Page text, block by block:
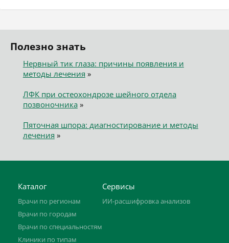
Полезно знать
Нервный тик глаза: причины появления и
методы лечения »
ЛФК при остеохондрозе шейного отдела
позвоночника»
Пяточная шпора: диагностирование и методы
лечения »
Каталог
Врачи по регионам
Врачи по городам
Врачи по специальностям
Клиники по типам
Сервисы
ИИ-расшифровка анализов